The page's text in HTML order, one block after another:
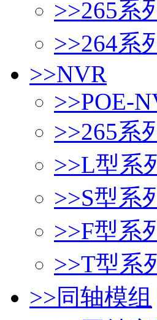
>>265系
>>264系
>>NVR
>>POE-
>>265系
>>L型系
>>S型系
>>F型系
>>T型系
>>同轴模组